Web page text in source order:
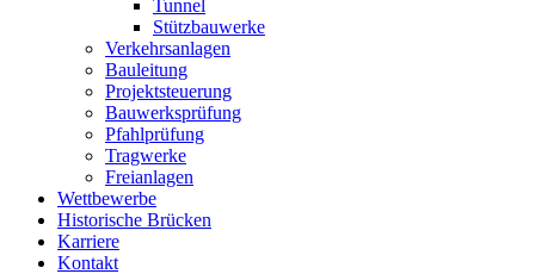
Tunnel
Stützbauwerke
Verkehrsanlagen
Bauleitung
Projektsteuerung
Bauwerksprüfung
Pfahlprüfung
Tragwerke
Freianlagen
Wettbewerbe
Historische Brücken
Karriere
Kontakt